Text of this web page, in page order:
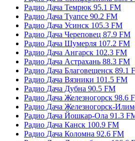
Радио Дача Темрюк 95.1 FM
Радио Дача Туапсе 90.2 FM
Радио Дача Усинск 105.3 FM
Радио Дача Череповец 87.9 FM
Радио Дача Шумерля 107.2 FM
Радио Дача Ангарск 102.3 FM
Радио Дача Астрахань 88.3 FM
Радио Дача Благовещенск 89.1
Радио Дача Вязники 101.5 FM
Радио Дача Дубна 90.5 FM
Радио Дача Железногорск 98.6
Радио Дача Железногорск-
Радио Дача Йошкар-Ола 91.3
Радио Дача Канск 100.9 FM
Радио Дача Коломна 92.6 FM